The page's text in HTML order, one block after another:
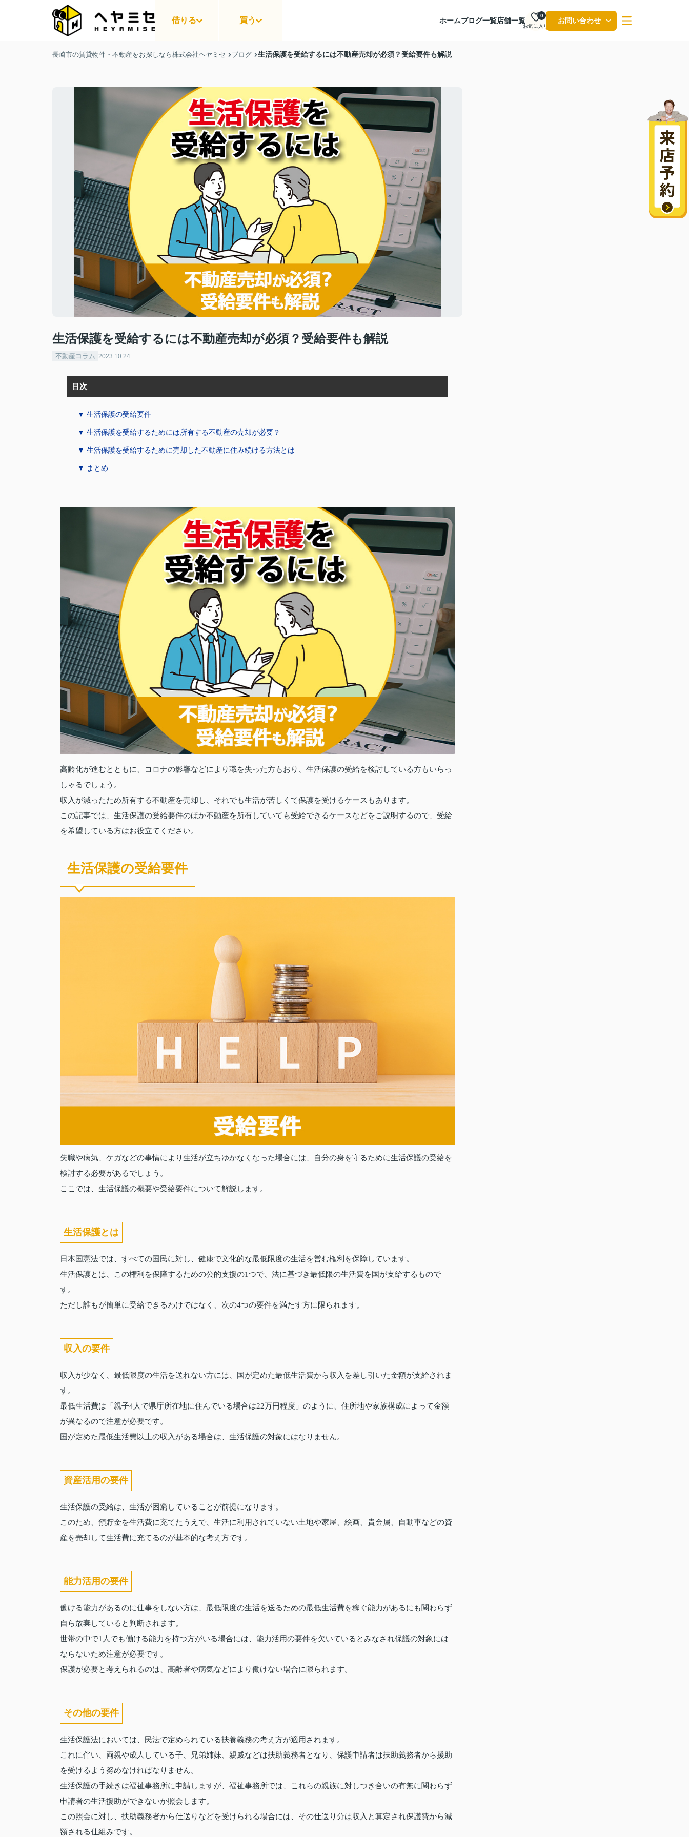
借りる 買う ホームブログ一覧店舗一覧
お気に入り
0
お問い合わせ
長崎市の賃貸物件・不動産をお探しなら株式会社ヘヤミセ ブログ 生活保護を受給するには不動産売却が必須？受給要件も解説
生活保護を受給するには不動産売却が必須？受給要件も解説
不動産コラム 2023.10.24
目次
▼ 生活保護の受給要件
▼ 生活保護を受給するためには所有する不動産の売却が必要？
▼ 生活保護を受給するために売却した不動産に住み続ける方法とは
▼ まとめ
高齢化が進むとともに、コロナの影響などにより職を失った方もおり、生活保護の受給を検討している方もいらっ
しゃるでしょう。
収入が減ったため所有する不動産を売却し、それでも生活が苦しくて保護を受けるケースもあります。
この記事では、生活保護の受給要件のほか不動産を所有していても受給できるケースなどをご説明するので、受給
を希望している方はお役立てください。
生活保護の受給要件
失職や病気、ケガなどの事情により生活が立ちゆかなくなった場合には、自分の身を守るために生活保護の受給を
検討する必要があるでしょう。
ここでは、生活保護の概要や受給要件について解説します。
生活保護とは
日本国憲法では、すべての国民に対し、健康で文化的な最低限度の生活を営む権利を保障しています。
生活保護とは、この権利を保障するための公的支援の1つで、法に基づき最低限の生活費を国が支給するもので
す。
ただし誰もが簡単に受給できるわけではなく、次の4つの要件を満たす方に限られます。
収入の要件
収入が少なく、最低限度の生活を送れない方には、国が定めた最低生活費から収入を差し引いた金額が支給されま
す。
最低生活費は「親子4人で県庁所在地に住んでいる場合は22万円程度」のように、住所地や家族構成によって金額
が異なるので注意が必要です。
国が定めた最低生活費以上の収入がある場合は、生活保護の対象にはなりません。
資産活用の要件
生活保護の受給は、生活が困窮していることが前提になります。
このため、預貯金を生活費に充てたうえで、生活に利用されていない土地や家屋、絵画、貴金属、自動車などの資
産を売却して生活費に充てるのが基本的な考え方です。
能力活用の要件
働ける能力があるのに仕事をしない方は、最低限度の生活を送るための最低生活費を稼ぐ能力があるにも関わらず
自ら放棄していると判断されます。
世帯の中で1人でも働ける能力を持つ方がいる場合には、能力活用の要件を欠いているとみなされ保護の対象には
ならないため注意が必要です。
保護が必要と考えられるのは、高齢者や病気などにより働けない場合に限られます。
その他の要件
生活保護法においては、民法で定められている扶養義務の考え方が適用されます。
これに伴い、両親や成人している子、兄弟姉妹、親戚などは扶助義務者となり、保護申請者は扶助義務者から援助
を受けるよう努めなければなりません。
生活保護の手続きは福祉事務所に申請しますが、福祉事務所では、これらの親族に対しつき合いの有無に関わらず
申請者の生活援助ができないか照会します。
この照会に対し、扶助義務者から仕送りなどを受けられる場合には、その仕送り分は収入と算定され保護費から減
額される仕組みです。